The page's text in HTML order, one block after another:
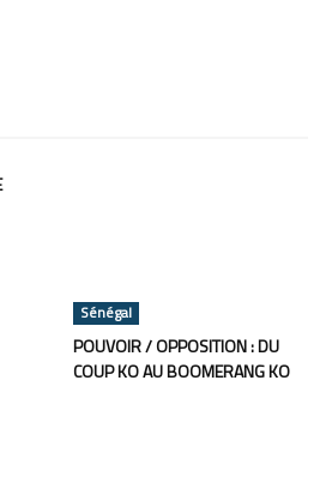
Sénégal
POUVOIR / OPPOSITION : DU
COUP KO AU BOOMERANG KO